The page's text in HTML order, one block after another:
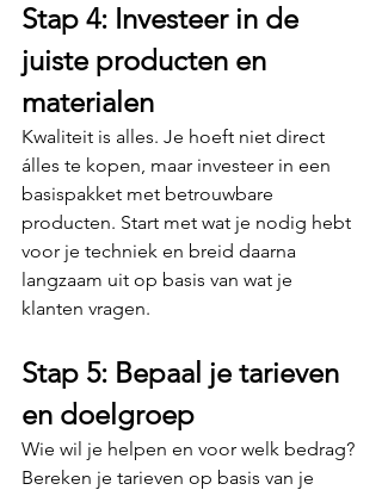
Stap 4: Investeer in de
juiste producten en
materialen
Kwaliteit is alles. Je hoeft niet direct
álles te kopen, maar investeer in een
basispakket met betrouwbare
producten. Start met wat je nodig hebt
voor je techniek en breid daarna
langzaam uit op basis van wat je
klanten vragen.
Stap 5: Bepaal je tarieven
en doelgroep
Wie wil je helpen en voor welk bedrag?
Bereken je tarieven op basis van je